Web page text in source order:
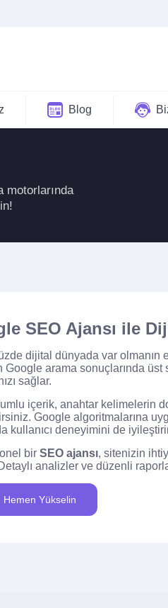
Blog
motorlarında
SEO Ajansı ile
dijital dünyada var olmanın
Google arama sonuçlarında üst
sağlar.
içerik, anahtar kelimelerin
Google algoritmalarına
kullanıcı deneyimini de
bir SEO ajansı, sitenizin
analizler ve düzenli
Hemen Yükselin